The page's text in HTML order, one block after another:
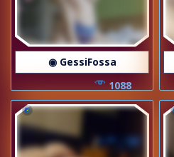
◉ GessiFossa
1088